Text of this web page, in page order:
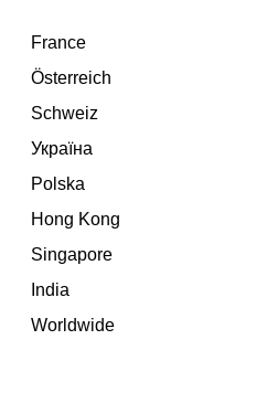
France
Österreich
Schweiz
Україна
Polska
Hong Kong
Singapore
India
Worldwide